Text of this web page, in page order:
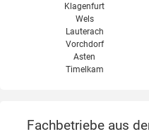
Klagenfurt
Wels
Lauterach
Vorchdorf
Asten
Timelkam
Fachbetriebe aus